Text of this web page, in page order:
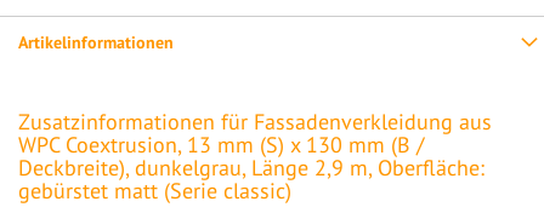
Artikelinformationen
Zusatzinformationen für Fassadenverkleidung aus
WPC Coextrusion, 13 mm (S) x 130 mm (B /
Deckbreite), dunkelgrau, Länge 2,9 m, Oberfläche:
gebürstet matt (Serie classic)